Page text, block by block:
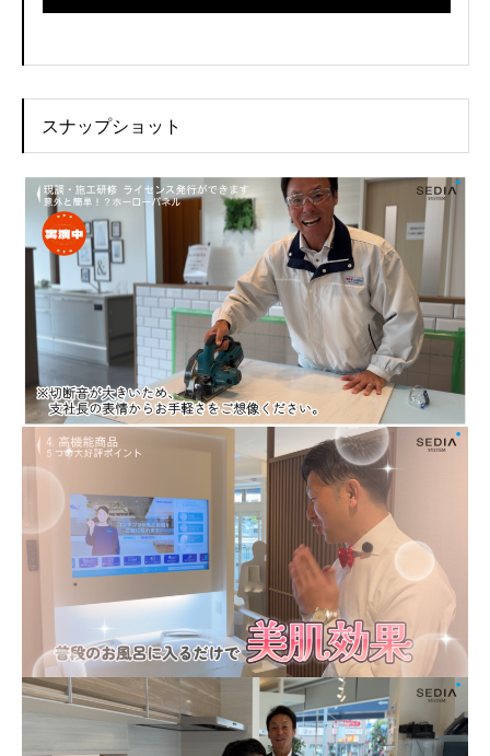
スナップショット